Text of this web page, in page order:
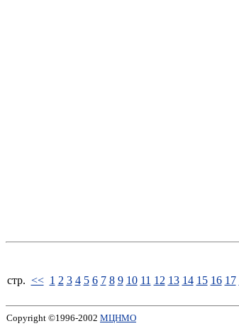
стp. << 1 2 3 4 5 6 7 8 9 10 11 12 13 14 15 16 17
Copyright ©1996-2002 МЦНМО